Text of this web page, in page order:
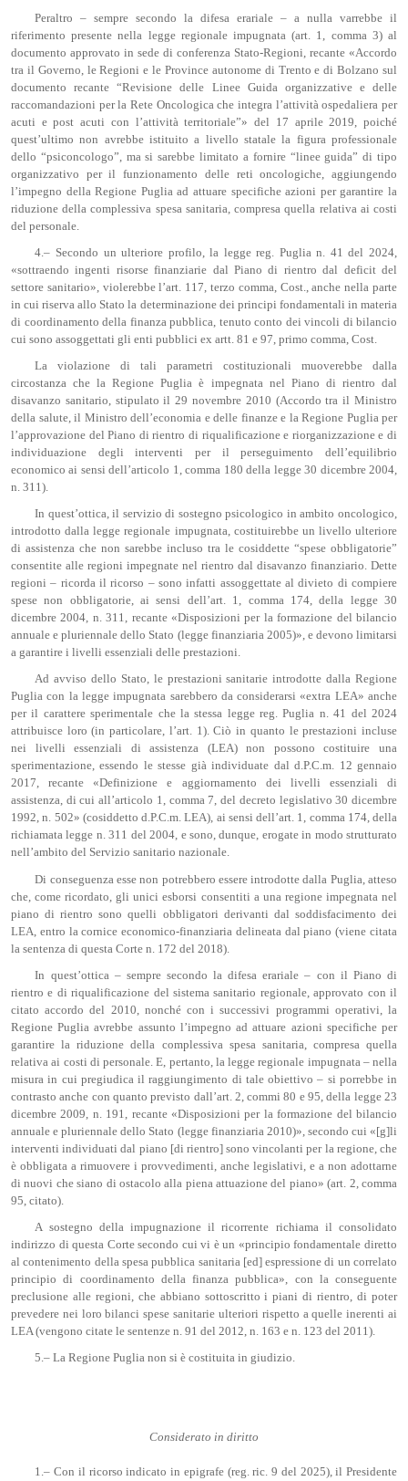
Peraltro – sempre secondo la difesa erariale – a nulla varrebbe il
riferimento presente nella legge regionale impugnata (art. 1, comma 3) al
documento approvato in sede di conferenza Stato-Regioni, recante «Accordo
tra il Governo, le Regioni e le Province autonome di Trento e di Bolzano sul
documento recante “Revisione delle Linee Guida organizzative e delle
raccomandazioni per la Rete Oncologica che integra l’attività ospedaliera per
acuti e post acuti con l’attività territoriale”» del 17 aprile 2019, poiché
quest’ultimo non avrebbe istituito a livello statale la figura professionale
dello “psiconcologo”, ma si sarebbe limitato a fornire “linee guida” di tipo
organizzativo per il funzionamento delle reti oncologiche, aggiungendo
l’impegno della Regione Puglia ad attuare specifiche azioni per garantire la
riduzione della complessiva spesa sanitaria, compresa quella relativa ai costi
del personale.
4.– Secondo un ulteriore profilo, la legge reg. Puglia n. 41 del 2024,
«sottraendo ingenti risorse finanziarie dal Piano di rientro dal deficit del
settore sanitario», violerebbe l’art. 117, terzo comma, Cost., anche nella parte
in cui riserva allo Stato la determinazione dei principi fondamentali in materia
di coordinamento della finanza pubblica, tenuto conto dei vincoli di bilancio
cui sono assoggettati gli enti pubblici ex artt. 81 e 97, primo comma, Cost.
La violazione di tali parametri costituzionali muoverebbe dalla
circostanza che la Regione Puglia è impegnata nel Piano di rientro dal
disavanzo sanitario, stipulato il 29 novembre 2010 (Accordo tra il Ministro
della salute, il Ministro dell’economia e delle finanze e la Regione Puglia per
l’approvazione del Piano di rientro di riqualificazione e riorganizzazione e di
individuazione degli interventi per il perseguimento dell’equilibrio
economico ai sensi dell’articolo 1, comma 180 della legge 30 dicembre 2004,
n. 311).
In quest’ottica, il servizio di sostegno psicologico in ambito oncologico,
introdotto dalla legge regionale impugnata, costituirebbe un livello ulteriore
di assistenza che non sarebbe incluso tra le cosiddette “spese obbligatorie”
consentite alle regioni impegnate nel rientro dal disavanzo finanziario. Dette
regioni – ricorda il ricorso – sono infatti assoggettate al divieto di compiere
spese non obbligatorie, ai sensi dell’art. 1, comma 174, della legge 30
dicembre 2004, n. 311, recante «Disposizioni per la formazione del bilancio
annuale e pluriennale dello Stato (legge finanziaria 2005)», e devono limitarsi
a garantire i livelli essenziali delle prestazioni.
Ad avviso dello Stato, le prestazioni sanitarie introdotte dalla Regione
Puglia con la legge impugnata sarebbero da considerarsi «extra LEA» anche
per il carattere sperimentale che la stessa legge reg. Puglia n. 41 del 2024
attribuisce loro (in particolare, l’art. 1). Ciò in quanto le prestazioni incluse
nei livelli essenziali di assistenza (LEA) non possono costituire una
sperimentazione, essendo le stesse già individuate dal d.P.C.m. 12 gennaio
2017, recante «Definizione e aggiornamento dei livelli essenziali di
assistenza, di cui all’articolo 1, comma 7, del decreto legislativo 30 dicembre
1992, n. 502» (cosiddetto d.P.C.m. LEA), ai sensi dell’art. 1, comma 174, della
richiamata legge n. 311 del 2004, e sono, dunque, erogate in modo strutturato
nell’ambito del Servizio sanitario nazionale.
Di conseguenza esse non potrebbero essere introdotte dalla Puglia, atteso
che, come ricordato, gli unici esborsi consentiti a una regione impegnata nel
piano di rientro sono quelli obbligatori derivanti dal soddisfacimento dei
LEA, entro la cornice economico-finanziaria delineata dal piano (viene citata
la sentenza di questa Corte n. 172 del 2018).
In quest’ottica – sempre secondo la difesa erariale – con il Piano di
rientro e di riqualificazione del sistema sanitario regionale, approvato con il
citato accordo del 2010, nonché con i successivi programmi operativi, la
Regione Puglia avrebbe assunto l’impegno ad attuare azioni specifiche per
garantire la riduzione della complessiva spesa sanitaria, compresa quella
relativa ai costi di personale. E, pertanto, la legge regionale impugnata – nella
misura in cui pregiudica il raggiungimento di tale obiettivo – si porrebbe in
contrasto anche con quanto previsto dall’art. 2, commi 80 e 95, della legge 23
dicembre 2009, n. 191, recante «Disposizioni per la formazione del bilancio
annuale e pluriennale dello Stato (legge finanziaria 2010)», secondo cui «[g]li
interventi individuati dal piano [di rientro] sono vincolanti per la regione, che
è obbligata a rimuovere i provvedimenti, anche legislativi, e a non adottarne
di nuovi che siano di ostacolo alla piena attuazione del piano» (art. 2, comma
95, citato).
A sostegno della impugnazione il ricorrente richiama il consolidato
indirizzo di questa Corte secondo cui vi è un «principio fondamentale diretto
al contenimento della spesa pubblica sanitaria [ed] espressione di un correlato
principio di coordinamento della finanza pubblica», con la conseguente
preclusione alle regioni, che abbiano sottoscritto i piani di rientro, di poter
prevedere nei loro bilanci spese sanitarie ulteriori rispetto a quelle inerenti ai
LEA (vengono citate le sentenze n. 91 del 2012, n. 163 e n. 123 del 2011).
5.– La Regione Puglia non si è costituita in giudizio.
Considerato in diritto
1.– Con il ricorso indicato in epigrafe (reg. ric. 9 del 2025), il Presidente